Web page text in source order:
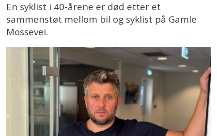
En syklist i 40-årene er død etter et
sammenstøt mellom bil og syklist på Gamle
Mossevei.